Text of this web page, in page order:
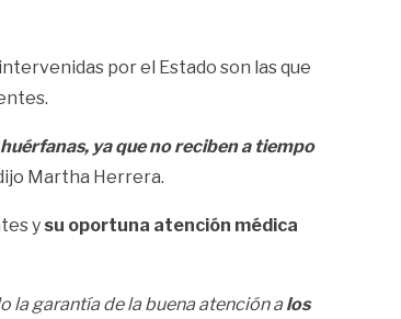
por el Estado son las que
ya que no reciben a tiempo
Martha Herrera.
y su oportuna atención médica
la garantía de la buena atención alos